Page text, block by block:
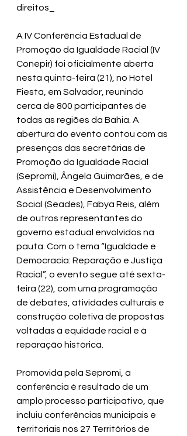
direitos_
A IV Conferência Estadual de
Promoção da Igualdade Racial (IV
Conepir) foi oficialmente aberta
nesta quinta-feira (21), no Hotel
Fiesta, em Salvador, reunindo
cerca de 800 participantes de
todas as regiões da Bahia. A
abertura do evento contou com as
presenças das secretárias de
Promoção da Igualdade Racial
(Sepromi), Ângela Guimarães, e de
Assistência e Desenvolvimento
Social (Seades), Fabya Reis, além
de outros representantes do
governo estadual envolvidos na
pauta. Com o tema “Igualdade e
Democracia: Reparação e Justiça
Racial”, o evento segue até sexta-
feira (22), com uma programação
de debates, atividades culturais e
construção coletiva de propostas
voltadas à equidade racial e à
reparação histórica.
Promovida pela Sepromi, a
conferência é resultado de um
amplo processo participativo, que
incluiu conferências municipais e
territoriais nos 27 Territórios de